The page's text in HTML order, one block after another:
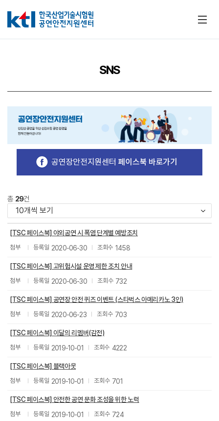
메뉴
SNS
총 29건
[TSC 페이스북] 야외공연 시 폭염 단계별 예방조치
첨부파일
2020-06-30 1458
[TSC 페이스북] 고위험시설 운영 제한 조치 안내
첨부파일
2020-06-30 732
[TSC 페이스북] 공연장 안전 퀴즈 이벤트 (스타벅스 아메리카노 3인)
첨부파일
2020-06-23 703
[TSC 페이스북] 이달의 리멤버(감전)
첨부파일
2019-10-01 4222
[TSC 페이스북] 블랙아웃
첨부파일
2019-10-01 701
[TSC 페이스북] 안전한 공연 문화 조성을 위한 노력
첨부파일
2019-10-01 724